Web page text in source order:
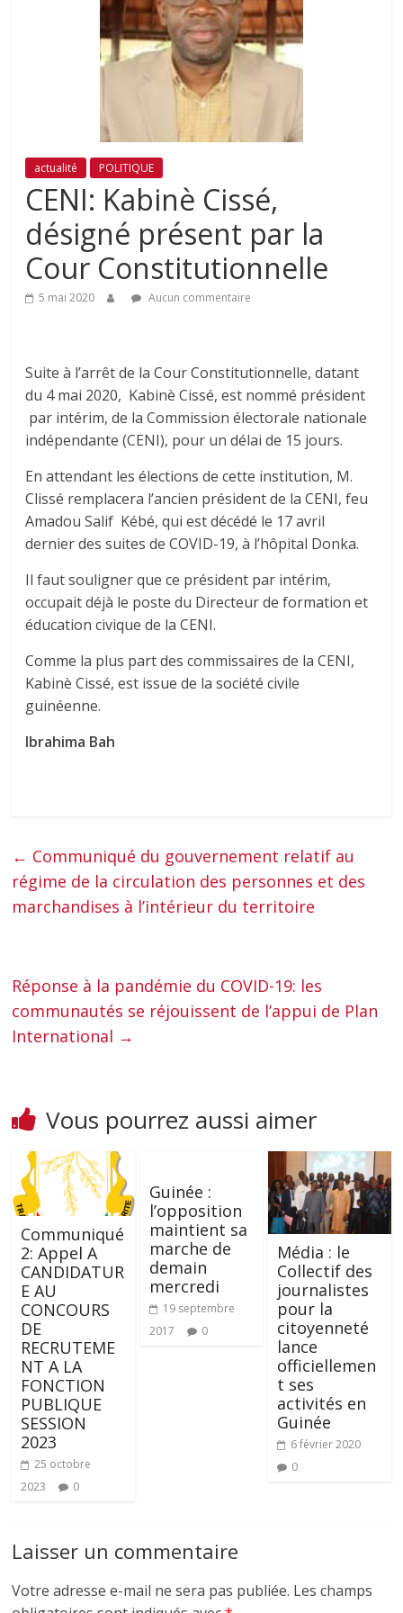
actualité POLITIQUE
CENI: Kabinè Cissé,
désigné présent par la
Cour Constitutionnelle
5 mai 2020 Aucun commentaire
Suite à l’arrêt de la Cour Constitutionnelle, datant
du 4 mai 2020, Kabinè Cissé, est nommé président
par intérim, de la Commission électorale nationale
indépendante (CENI), pour un délai de 15 jours.
En attendant les élections de cette institution, M.
Clissé remplacera l’ancien président de la CENI, feu
Amadou Salif Kébé, qui est décédé le 17 avril
dernier des suites de COVID-19, à l’hôpital Donka.
Il faut souligner que ce président par intérim,
occupait déjà le poste du Directeur de formation et
éducation civique de la CENI.
Comme la plus part des commissaires de la CENI,
Kabinè Cissé, est issue de la société civile
guinéenne.
Ibrahima Bah
← Communiqué du gouvernement relatif au
régime de la circulation des personnes et des
marchandises à l’intérieur du territoire
Réponse à la pandémie du COVID-19: les
communautés se réjouissent de l’appui de Plan
International →
Vous pourrez aussi aimer
Communiqué
2: Appel A
CANDIDATUR
E AU
CONCOURS
DE
RECRUTEME
NT A LA
FONCTION
PUBLIQUE
SESSION
2023
25 octobre
2023
0
Guinée :
l’opposition
maintient sa
marche de
demain
mercredi
19 septembre
2017
0
Média : le
Collectif des
journalistes
pour la
citoyenneté
lance
officiellemen
t ses
activités en
Guinée
6 février 2020
0
Laisser un commentaire
Votre adresse e-mail ne sera pas publiée. Les champs